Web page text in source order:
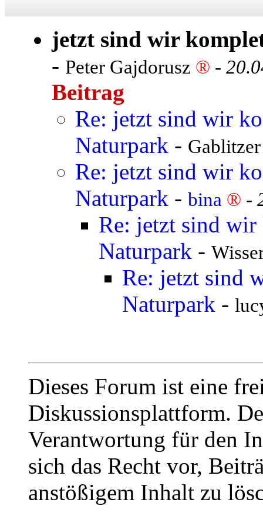
jetzt sind wir
- Peter Gajdorusz ® -
Beitrag
Re: jetzt sind wir
Naturpark -
Re: jetzt sind wir
Naturpark - bina ® -
Re: jetzt sind
Naturpark -
Re: jetzt sind
Naturpark -
Dieses Forum ist eine
Diskussionsplattform.
Verantwortung für den
sich das Recht vor,
anstößigem Inhalt zu